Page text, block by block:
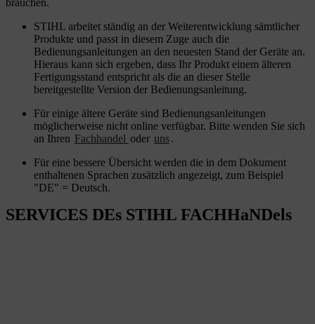
brauchen.
STIHL arbeitet ständig an der Weiterentwicklung sämtlicher
Produkte und passt in diesem Zuge auch die
Bedienungsanleitungen an den neuesten Stand der Geräte an.
Hieraus kann sich ergeben, dass Ihr Produkt einem älteren
Fertigungsstand entspricht als die an dieser Stelle
bereitgestellte Version der Bedienungsanleitung.
Für einige ältere Geräte sind Bedienungsanleitungen
möglicherweise nicht online verfügbar. Bitte wenden Sie sich
an Ihren Fachhandel oder uns.
Für eine bessere Übersicht werden die in dem Dokument
enthaltenen Sprachen zusätzlich angezeigt, zum Beispiel
"DE" = Deutsch.
SERVICES DEs STIHL FACHHaNDels